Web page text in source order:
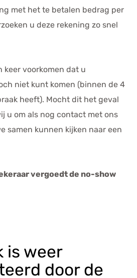
met het te betalen bedrag per
u deze rekening zo snel
keer voorkomen dat u
niet kunt komen (binnen de 4
heeft). Mocht dit het geval
u om als nog contact met ons
samen kunnen kijken naar een
vergoedt de no-show
is weer
door de